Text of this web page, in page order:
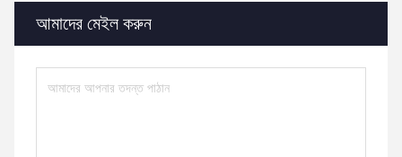
আমাদের মেইল ​​করুন